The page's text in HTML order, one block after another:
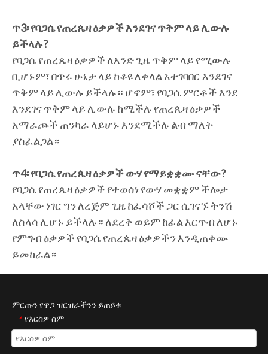
ጥ3፡ የባጋሴ የጠረጴዛ ዕቃዎች እንደገና ጥቅም ላይ ሊውሉ
ይችላሉ?
የባጋሴ የጠረጴዛ ዕቃዎች ለአንድ ጊዜ ጥቅም ላይ የሚውሉ
ቢሆኑም፣ በጥሩ ሁኔታ ላይ ከቆዩ ለቀላል አተገባበር እንደገና
ጥቅም ላይ ሊውሉ ይችላሉ። ሆኖም፣ የባጋሴ ምርቶች እንደ
እንደገና ጥቅም ላይ ሊውሉ ከሚችሉ የጠረጴዛ ዕቃዎች
አማራጮች ጠንካራ ላይሆኑ እንደሚችሉ ልብ ማለት
ያስፈልጋል።
ጥ4፡ የባጋሴ የጠረጴዛ ዕቃዎች ውሃ የማይቋቋሙ ናቸው?
የባጋሴ የጠረጴዛ ዕቃዎች የተወሰነ የውሃ መቋቋም ችሎታ
አላቸው ነገር ግን ለረጅም ጊዜ ከፈሳሾች ጋር ሲገናኙ ትንሽ
ለስላሳ ሊሆኑ ይችላሉ። ለደረቅ ወይም ከፊል እርጥብ ለሆኑ
የምግብ ዕቃዎች የባጋሴ የጠረጴዛ ዕቃዎችን እንዲጠቀሙ
ይመከራል።
ምርጡን የዋጋ ዝርዝራችንን ይጠይቁ
* የእርስዎ ስም